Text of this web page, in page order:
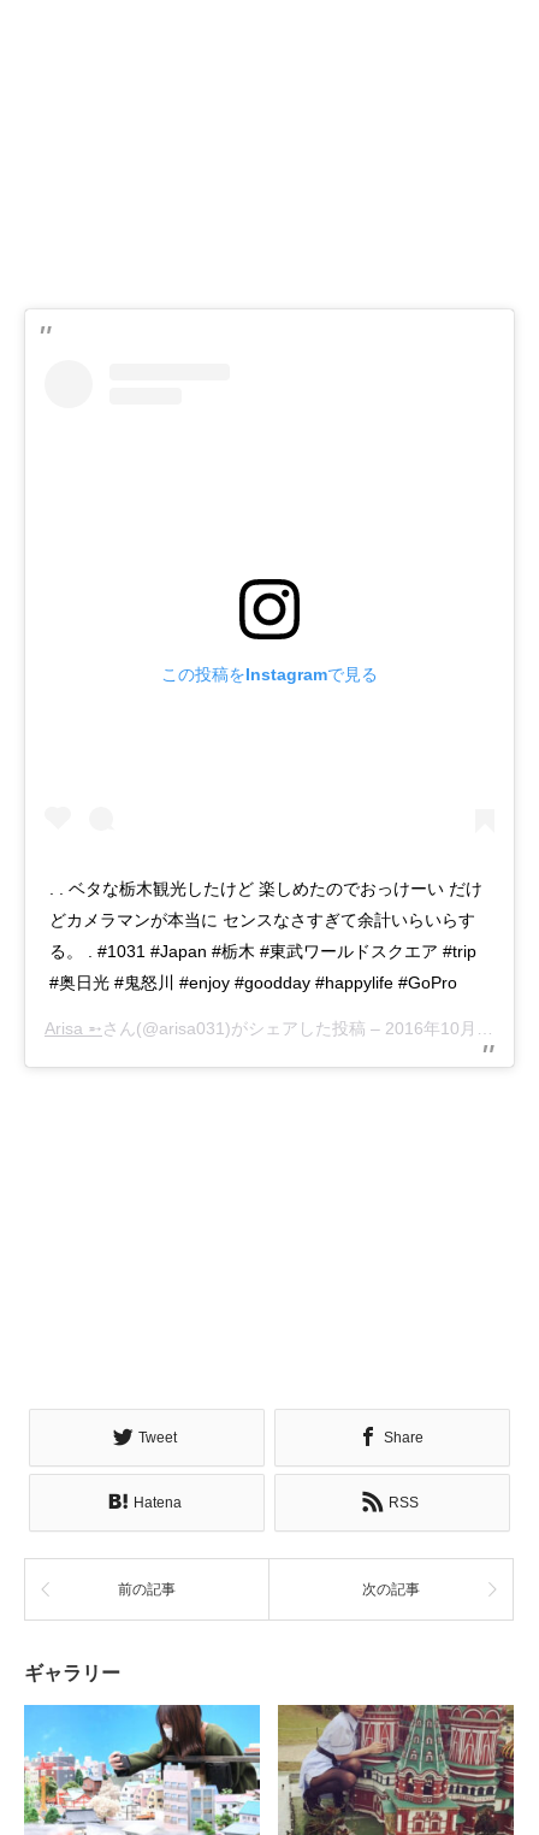
この投稿をInstagramで見る
. . ベタな栃木観光したけど 楽しめたのでおっけーい だけ
どカメラマンが本当に センスなさすぎて余計いらいらす
る。 . #1031 #Japan #栃木 #東武ワールドスクエア #trip
#奥日光 #鬼怒川 #enjoy #goodday #happylife #GoPro
Arisa ➵さん(@arisa031)がシェアした投稿 – 2016年10月月31日午前7時15分PDT
Tweet Share
Hatena RSS
前の記事 次の記事
ギャラリー